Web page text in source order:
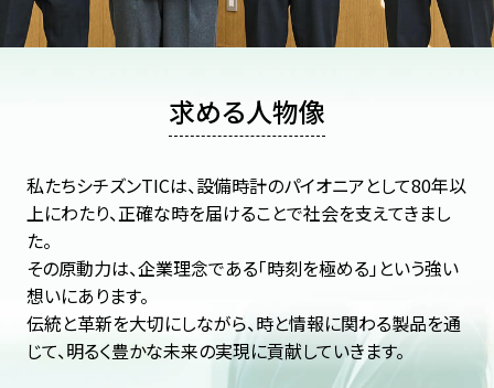
企業情報
事業紹介
Our Work & People
職種紹介
社員インタビュー
設計部 第3グループ J.O.
開発部 開発グループ M.K.
東京支店 営業部 営業グループ/スポーツソリ
ューショングループ R.K.
求める人物像
私たちシチズンTICは、設備時計のパイオニアとして80年以
上にわたり、正確な時を届けることで社会を支えてきまし
た。
その原動力は、企業理念である「時刻を極める」という強い
想いにあります。
伝統と革新を大切にしながら、時と情報に関わる製品を通
じて、明るく豊かな未来の実現に貢献していきます。